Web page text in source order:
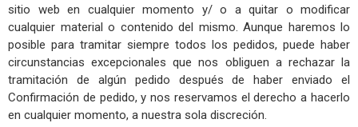
sitio web en cualquier momento y/ o a quitar o modificar
cualquier material o contenido del mismo. Aunque haremos lo
posible para tramitar siempre todos los pedidos, puede haber
circunstancias excepcionales que nos obliguen a rechazar la
tramitación de algún pedido después de haber enviado el
Confirmación de pedido, y nos reservamos el derecho a hacerlo
en cualquier momento, a nuestra sola discreción.